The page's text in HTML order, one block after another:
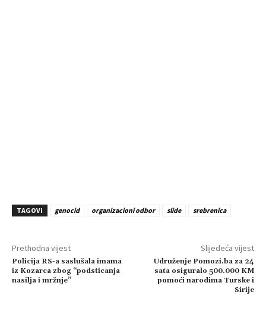
TAGOVI genocid organizacioni odbor slide srebrenica
Prethodna vijest
Policija RS-a saslušala imama
iz Kozarca zbog “podsticanja
nasilja i mržnje”
Slijedeća vijest
Udruženje Pomozi.ba za 24
sata osiguralo 500.000 KM
pomoći narodima Turske i
Sirije